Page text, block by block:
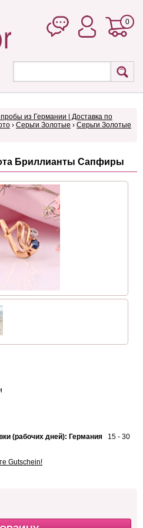
0
из Германии | Доставка по
› Серьги Золотые › Серьги Золотые
Бриллианты Сапфиры
(рабочих дней): Германия 15 - 30
Gutschein!